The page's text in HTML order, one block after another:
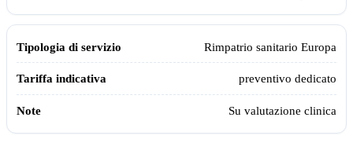
Rimpatrio sanitario Europa
preventivo dedicato
Su valutazione clinica